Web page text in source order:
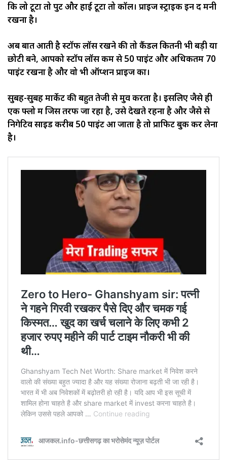
कि लो टूटा तो पुट और हाई टूटा तो कॉल। प्राइज स्ट्राइक इन द मनी
रखना है।
अब बात आती है स्टॉफ लॉस रखने की तो कैंडल कितनी भी बड़ी या
छोटी बने, आपको स्टॉप लॉस कम से 50 पाइंट और अधिकतम 70
पाइंट रखना है और वो भी ऑप्शन प्राइज का।
सुबह-सुबह मार्केट की बहुत तेजी से मुव करता है। इसलिए जैसे ही
एक फ्लो में जिस तरफ जा रहा है, उसे देखते रहना है और जैसे से
निगेटिव साइड करीब 50 पाइंट आ जाता है तो प्राफिट बुक कर लेना
है।